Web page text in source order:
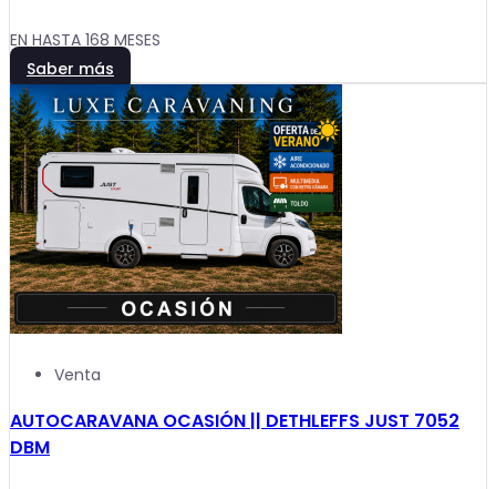
EN HASTA 168 MESES
Saber más
Venta
AUTOCARAVANA OCASIÓN || DETHLEFFS JUST 7052
DBM